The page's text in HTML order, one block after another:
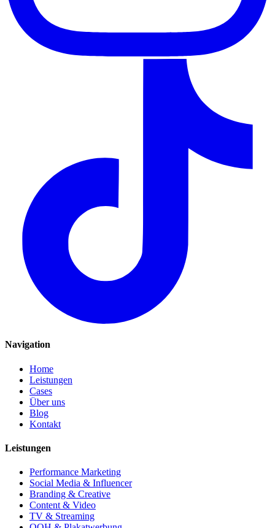
Navigation
Home
Leistungen
Cases
Über uns
Blog
Kontakt
Leistungen
Performance Marketing
Social Media & Influencer
Branding & Creative
Content & Video
TV & Streaming